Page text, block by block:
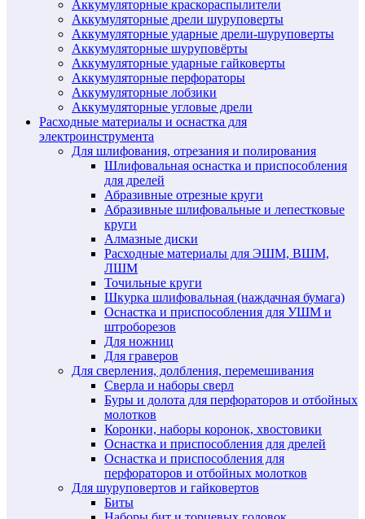
Аккумуляторные краскораспылители
Аккумуляторные дрели шуруповерты
Аккумуляторные ударные дрели-шуруповерты
Аккумуляторные шуруповёрты
Аккумуляторные ударные гайковерты
Аккумуляторные перфораторы
Аккумуляторные лобзики
Аккумуляторные угловые дрели
Расходные материалы и оснастка для
электроинструмента
Для шлифования, отрезания и полирования
Шлифовальная оснастка и приспособления
для дрелей
Абразивные отрезные круги
Абразивные шлифовальные и лепестковые
круги
Алмазные диски
Расходные материалы для ЭШМ, ВШМ,
ЛШМ
Точильные круги
Шкурка шлифовальная (наждачная бумага)
Оснастка и приспособления для УШМ и
штроборезов
Для ножниц
Для граверов
Для сверления, долбления, перемешивания
Сверла и наборы сверл
Буры и долота для перфораторов и отбойных
молотков
Коронки, наборы коронок, хвостовики
Оснастка и приспособления для дрелей
Оснастка и приспособления для
перфораторов и отбойных молотков
Для шуруповертов и гайковертов
Биты